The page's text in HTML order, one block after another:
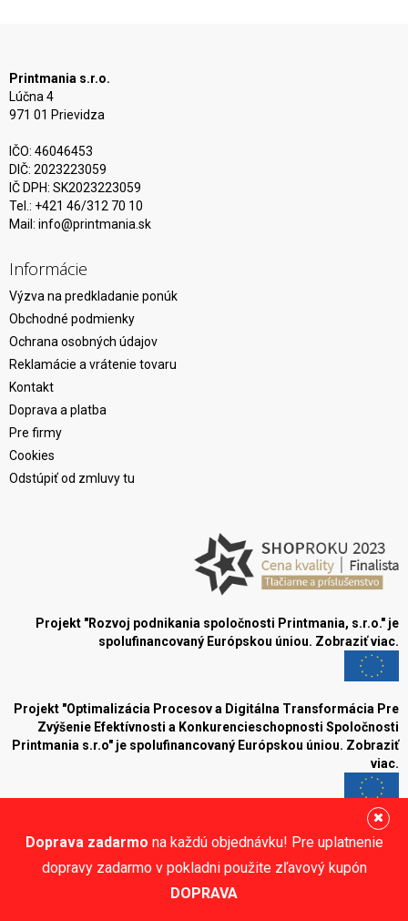
Doprava zadarmo na každú objednávku! Pre uplatnenie
dopravy zadarmo v pokladni použite zľavový kupón
DOPRAVA
Printmania s.r.o.
Lúčna 4
971 01 Prievidza
IČO: 46046453
DIČ: 2023223059
IČ DPH: SK2023223059
Tel.: +421 46/312 70 10
Mail: info@printmania.sk
Informácie
Výzva na predkladanie ponúk
Obchodné podmienky
Ochrana osobných údajov
Reklamácie a vrátenie tovaru
Kontakt
Doprava a platba
Pre firmy
Cookies
Odstúpiť od zmluvy tu
Projekt "Rozvoj podnikania spoločnosti Printmania, s.r.o." je
spolufinancovaný Európskou úniou. Zobraziť viac.
Projekt "Optimalizácia Procesov a Digitálna Transformácia Pre
Zvýšenie Efektívnosti a Konkurencieschopnosti Spoločnosti
Printmania s.r.o" je spolufinancovaný Európskou úniou. Zobraziť
viac.
Blog
NajReklama.sk - tvorba eshopu